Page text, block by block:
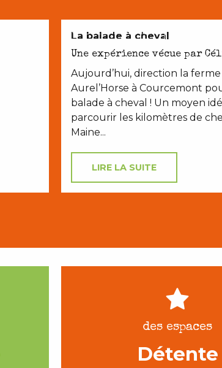
NATURE ET PATRIMOINE
La balade à cheval
Une expérience vécue par
Aujourd’hui, direction la
Aurel’Horse à Courcemont
balade à cheval ! Un moyen
parcourir les kilomètres de
Maine...
LIRE LA SUITE
des espaces
Détente